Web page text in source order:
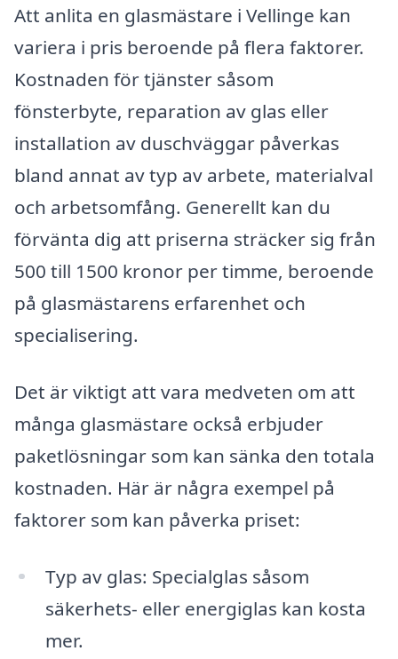
Att anlita en glasmästare i Vellinge kan
variera i pris beroende på flera faktorer.
Kostnaden för tjänster såsom
fönsterbyte, reparation av glas eller
installation av duschväggar påverkas
bland annat av typ av arbete, materialval
och arbetsomfång. Generellt kan du
förvänta dig att priserna sträcker sig från
500 till 1500 kronor per timme, beroende
på glasmästarens erfarenhet och
specialisering.
Det är viktigt att vara medveten om att
många glasmästare också erbjuder
paketlösningar som kan sänka den totala
kostnaden. Här är några exempel på
faktorer som kan påverka priset:
Typ av glas: Specialglas såsom
säkerhets- eller energiglas kan kosta
mer.